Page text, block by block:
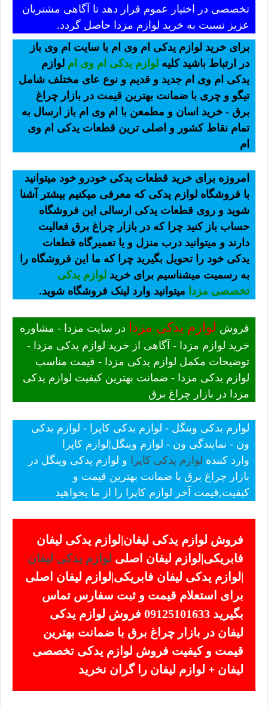
تخصصی در اختیار عموم قرار دهد تا آگاهی مشتریان
عزیز نسبت به خرید لوازم مزدا حاصل گردد.
برای خرید لوازم یدکی ام وی ام با سایت ام وی باز
در ارتباط باشید کلیه لوازم یدکی ام وی ام لوازم
یدکی ام وی ام جدید و قدیم و نوع عای مختلف شامل
تیگو و چری با ضمانت بهترین قیمت در بازار چراغ
برق - خرید اسان و مطمعن با ام وی ام باز ارسال به
تمام نقاط کشور و اصلی ترین قطعات یدکی ام وی
ام
امروزه برای خرید قطعات یدکی خودرو خود میتوانید
با فروشگاه لوازم یدکی که معرفی میکنیم بیشتر آشنا
شوید و روی قطعات یدکی ارسالی این فروشگاه
حساب باز کنید چرا که در بازار چراغ برق فعالیت
دارند و میتوانید درب منزل و یا تعمیرگاه قطعات
یدکی خود را تحویل بگیرید چرا که ما این فروشگاه را
به رسمیت میشناسیم برای خرید لوازم یدکی
تخصصی مزدا میتوانید وارد لینک فروشگاه شوید.
فروش لوازم یدکی مزدا در سایت مزدا - مشاوره
خرید لوازم مزدا - آگاهی از خرید لوازم یدکی مزدا -
توضیحات مکمل لوازم یدکی مزدا - قیمت مناسب
لوازم یدکی مزدا - ضمانت بهترین کیفیت لوازم یدکی
مزدا در بازار چراغ برق
لوازم یدکی وینگل - لوازم یدکی کاپرا - لوازم یدکی
ون - نمایندگی ون - لوازم وینگل|لوازم کاپرا
وارد کننده لوازم یدکی کاپرا
و لوازم یدکی وینگل در
بازار چراغ برق با ضمانت بهترین قیمت و
کیفیت,قیمت آخر لوازم کاپرا را از ما بخواهید
فروش لوازم یدکی لیفان|لوازم یدکی لیفان
فابریکی|لوازم لیفان اصلی لوازم یدکی لیفان
|لوازم یدکی لیفان فابریکی|لوازم لیفان اصلی
برای استعلام قیمت و ثبت سفارس تماس
بگیرید 09125101633 فروش لوازم یدکی
لیفان در بازار چراغ برق با ضمانت بهترین
قیمت و کیفیت فروش لوازم یدکی تخصصی
لیفان + لوازم لیفان را گران نخرید